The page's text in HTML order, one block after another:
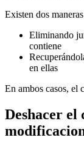
Existen dos
Eliminando
contiene
en ellas
En ambos casos, el
Deshacer el